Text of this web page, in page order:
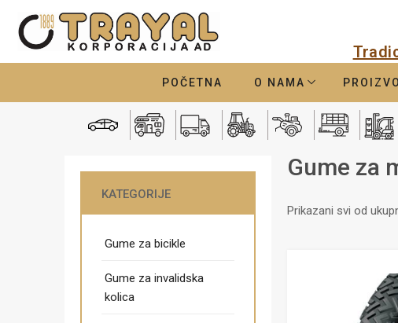
POČETNA O NAMA
KATEGORIJE
Gume za bicikle
Gume za invalidska
kolica
Gume za
Prikazani svi od